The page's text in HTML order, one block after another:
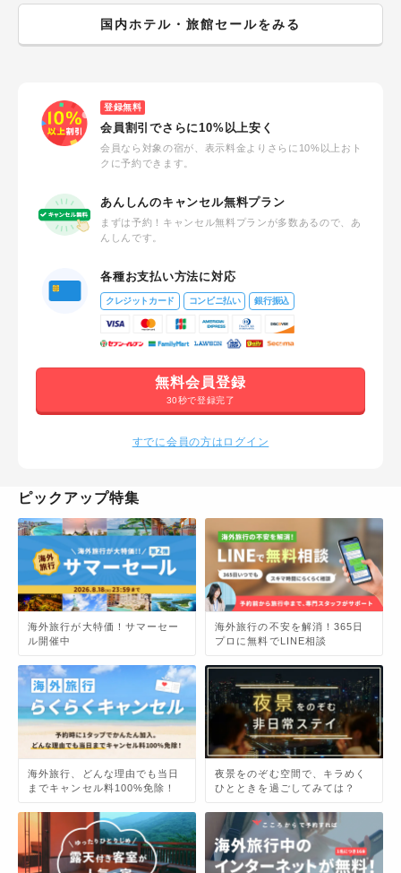
国内ホテル・旅館セールをみる
登録無料
会員割引でさらに10%以上安く
会員なら対象の宿が、表示料金よりさらに10%以上おト
クに予約できます。
あんしんのキャンセル無料プラン
まずは予約！キャンセル無料プランが多数あるので、あ
んしんです。
各種お支払い方法に対応
クレジットカード コンビニ払い 銀行振込
無料会員登録
30秒で登録完了
すでに会員の方はログイン
ピックアップ特集
海外旅行が大特価！サマーセー
ル開催中
海外旅行の不安を解消！365日
プロに無料でLINE相談
海外旅行、どんな理由でも当日
までキャンセル料100%免除！
夜景をのぞむ空間で、キラめく
ひとときを過ごしてみては？